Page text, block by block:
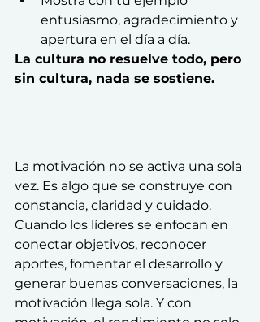
entusiasmo, agradecimiento y
apertura en el día a día.
La cultura no resuelve todo, pero
sin cultura, nada se sostiene.
La motivación no se activa una sola
vez. Es algo que se construye con
constancia, claridad y cuidado.
Cuando los líderes se enfocan en
conectar objetivos, reconocer
aportes, fomentar el desarrollo y
generar buenas conversaciones, la
motivación llega sola. Y con